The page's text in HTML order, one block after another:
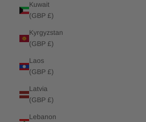
Kuwait
(GBP £)
Kyrgyzstan
(GBP £)
Laos
(GBP £)
Latvia
(GBP £)
Lebanon